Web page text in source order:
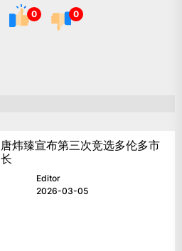
0 0
唐炜臻宣布第三次竞选多伦多市
长
Editor
2026-03-05